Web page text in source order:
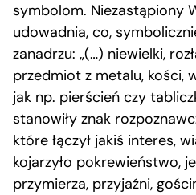
symbolom. Niezastąpiony
udowadnia, co,
zanadrzu: „(…) niewielki,
przedmiot z metalu, kości,
jak np. pierścień czy
stanowiły znak
które łączył jakiś interes,
kojarzyło pokrewieństwo,
przymierza, przyjaźni,